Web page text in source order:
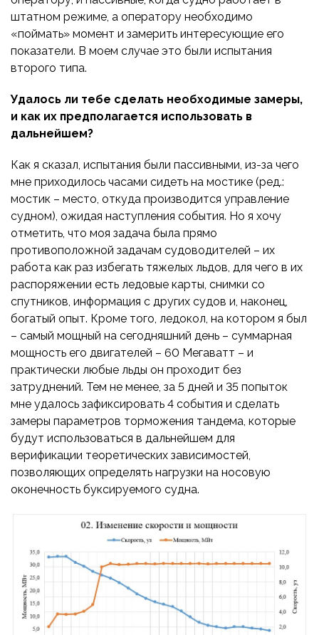
штатном режиме, а оператору необходимо
«поймать» момент и замерить интересующие его
показатели. В моем случае это были испытания
второго типа.
Удалось ли тебе сделать необходимые замеры,
и как их предполагается использовать в
дальнейшем?
Как я сказал, испытания были пассивными, из-за чего
мне приходилось часами сидеть на мостике (ред.:
мостик – место, откуда производится управление
судном), ожидая наступления события. Но я хочу
отметить, что моя задача была прямо
противоположной задачам судоводителей – их
работа как раз избегать тяжелых льдов, для чего в их
распоряжении есть ледовые карты, снимки со
спутников, информация с других судов и, наконец,
богатый опыт. Кроме того, ледокол, на котором я был
– самый мощный на сегодняшний день – суммарная
мощность его двигателей – 60 Мегаватт – и
практически любые льды он проходит без
затруднений. Тем не менее, за 5 дней и 35 попыток
мне удалось зафиксировать 4 события и сделать
замеры параметров торможения тандема, которые
будут использоваться в дальнейшем для
верификации теоретических зависимостей,
позволяющих определять нагрузки на носовую
оконечность буксируемого судна.